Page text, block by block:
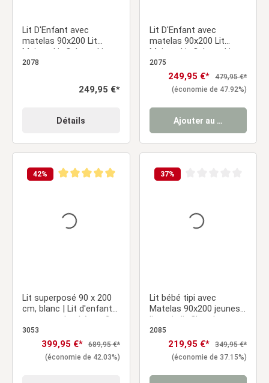
Lit D'Enfant avec
matelas 90x200 Lit
Maison Lit Cabane Lit
Montessori Lit Bois
2078
Prix régulier :
249,95 €*
Détails
Lit D'Enfant avec
matelas 90x200 Lit
Maison Lit Cabane Lit
Montessori Lit Bois
Blanc Tiroir
2075
Prix de vente :
249,95 €* Prix régulier :
479,95 €*
(économie de 47.92%)
Ajouter au panier
42%
Lit superposé 90 x 200
cm, blanc | Lit d'enfant
avec matelas | Avec 2
coffres de rangement |
Avec sommier à lattes |
Barrière de sécurité |
Transformable | Bois
3053
Prix de vente :
399,95 €* Prix régulier :
689,95 €*
(économie de 42.03%)
37%
Lit bébé tipi avec
Matelas 90x200 jeunes
lits gris lit Chambre
enfant tissu
2085
Prix de vente :
219,95 €* Prix régulier :
349,95 €*
(économie de 37.15%)